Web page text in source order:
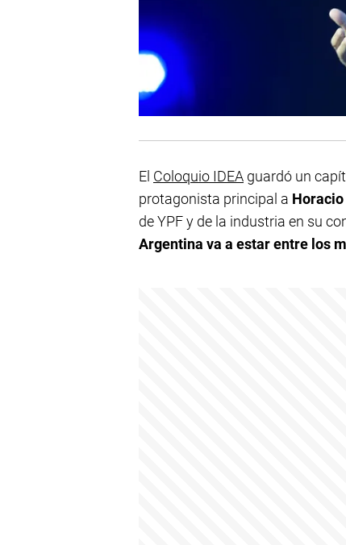
El Coloquio IDEA guardó un
protagonista principal a
de YPF y de la industria en su
Argentina va a estar entre los